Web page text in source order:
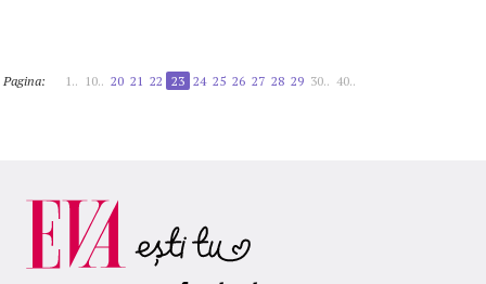
Pagina: 1.. 10.. 20 21 22 23 24 25 26 27 28 29 30.. 40..